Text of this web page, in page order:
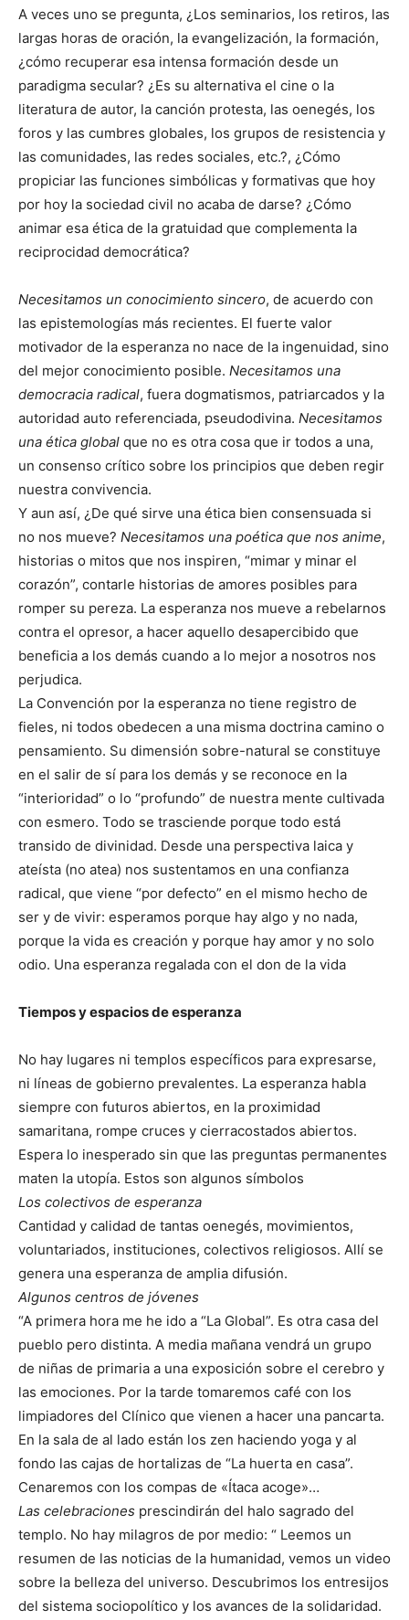
A veces uno se pregunta, ¿Los seminarios, los retiros, las
largas horas de oración, la evangelización, la formación,
¿cómo recuperar esa intensa formación desde un
paradigma secular? ¿Es su alternativa el cine o la
literatura de autor, la canción protesta, las oenegés, los
foros y las cumbres globales, los grupos de resistencia y
las comunidades, las redes sociales, etc.?, ¿Cómo
propiciar las funciones simbólicas y formativas que hoy
por hoy la sociedad civil no acaba de darse? ¿Cómo
animar esa ética de la gratuidad que complementa la
reciprocidad democrática?
Necesitamos un conocimiento sincero, de acuerdo con
las epistemologías más recientes. El fuerte valor
motivador de la esperanza no nace de la ingenuidad, sino
del mejor conocimiento posible. Necesitamos una
democracia radical, fuera dogmatismos, patriarcados y la
autoridad auto referenciada, pseudodivina. Necesitamos
una ética global que no es otra cosa que ir todos a una,
un consenso crítico sobre los principios que deben regir
nuestra convivencia.
Y aun así, ¿De qué sirve una ética bien consensuada si
no nos mueve? Necesitamos una poética que nos anime,
historias o mitos que nos inspiren, “mimar y minar el
corazón”, contarle historias de amores posibles para
romper su pereza. La esperanza nos mueve a rebelarnos
contra el opresor, a hacer aquello desapercibido que
beneficia a los demás cuando a lo mejor a nosotros nos
perjudica.
La Convención por la esperanza no tiene registro de
fieles, ni todos obedecen a una misma doctrina camino o
pensamiento. Su dimensión sobre-natural se constituye
en el salir de sí para los demás y se reconoce en la
“interioridad” o lo “profundo” de nuestra mente cultivada
con esmero. Todo se trasciende porque todo está
transido de divinidad. Desde una perspectiva laica y
ateísta (no atea) nos sustentamos en una confianza
radical, que viene “por defecto” en el mismo hecho de
ser y de vivir: esperamos porque hay algo y no nada,
porque la vida es creación y porque hay amor y no solo
odio. Una esperanza regalada con el don de la vida
Tiempos y espacios de esperanza
No hay lugares ni templos específicos para expresarse,
ni líneas de gobierno prevalentes. La esperanza habla
siempre con futuros abiertos, en la proximidad
samaritana, rompe cruces y cierracostados abiertos.
Espera lo inesperado sin que las preguntas permanentes
maten la utopía. Estos son algunos símbolos
Los colectivos de esperanza
Cantidad y calidad de tantas oenegés, movimientos,
voluntariados, instituciones, colectivos religiosos. Allí se
genera una esperanza de amplia difusión.
Algunos centros de jóvenes
“A primera hora me he ido a “La Global”. Es otra casa del
pueblo pero distinta. A media mañana vendrá un grupo
de niñas de primaria a una exposición sobre el cerebro y
las emociones. Por la tarde tomaremos café con los
limpiadores del Clínico que vienen a hacer una pancarta.
En la sala de al lado están los zen haciendo yoga y al
fondo las cajas de hortalizas de “La huerta en casa”.
Cenaremos con los compas de «Ítaca acoge»…
Las celebraciones prescindirán del halo sagrado del
templo. No hay milagros de por medio: “ Leemos un
resumen de las noticias de la humanidad, vemos un video
sobre la belleza del universo. Descubrimos los entresijos
del sistema sociopolítico y los avances de la solidaridad.